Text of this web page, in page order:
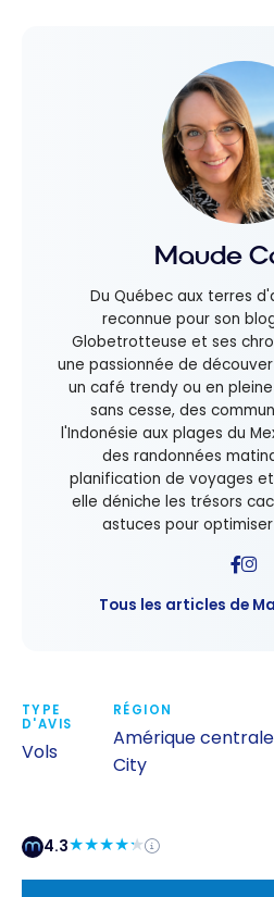
Maude
Du Québec aux terres
reconnue pour son
Globetrotteuse et ses
une passionnée de
un café trendy ou en
sans cesse, des
l'Indonésie aux plages du
des randonnées
planification de voyages
elle déniche les trésors
astuces pour
Tous les articles de
TYPE
D'AVIS
Vols
RÉGION
Amérique
City
4.3